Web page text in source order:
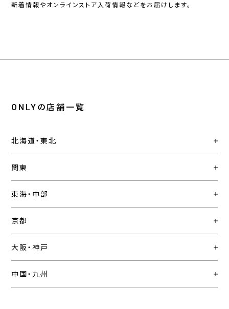
新着情報やオンラインストア入荷情報などをお届けします。
ONLYの店舗一覧
北海道・東北
関東
東海・中部
京都
大阪・神戸
中国・九州